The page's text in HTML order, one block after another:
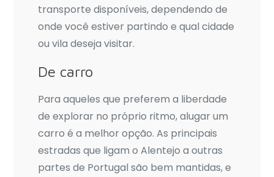
transporte disponíveis, dependendo de
onde você estiver partindo e qual cidade
ou vila deseja visitar.
De carro
Para aqueles que preferem a liberdade
de explorar no próprio ritmo, alugar um
carro é a melhor opção. As principais
estradas que ligam o Alentejo a outras
partes de Portugal são bem mantidas, e